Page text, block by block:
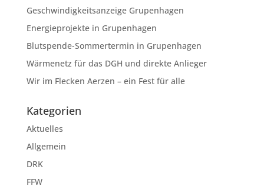
Geschwindig­keits­anzeige Grupenhagen
Energieprojekte in Grupenhagen
Blutspende-Sommertermin in Grupenhagen
Wärmenetz für das DGH und direkte Anlieger
Wir im Flecken Aerzen – ein Fest für alle
Kategorien
Aktuelles
Allgemein
DRK
FFW